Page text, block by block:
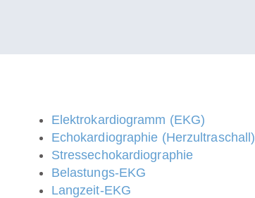
Elektrokardiogramm (EKG)
Echokardiographie (Herzultraschall)
Stressechokardiographie
Belastungs-EKG
Langzeit-EKG